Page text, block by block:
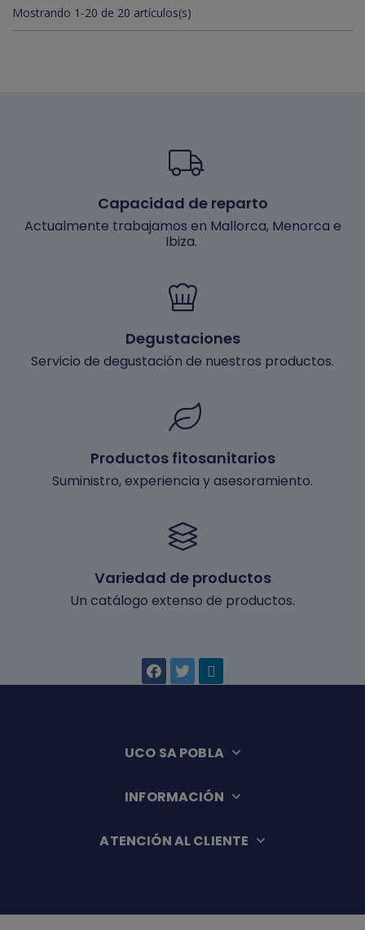
Mostrando 1-20 de 20 artículos(s)
Capacidad de reparto
Actualmente trabajamos en Mallorca, Menorca e
Ibiza.
Degustaciones
Servicio de degustación de nuestros productos.
Productos fitosanitarios
Suministro, experiencia y asesoramiento.
Variedad de productos
Un catálogo extenso de productos.
UCO SA POBLA
INFORMACIÓN
ATENCIÓN AL CLIENTE